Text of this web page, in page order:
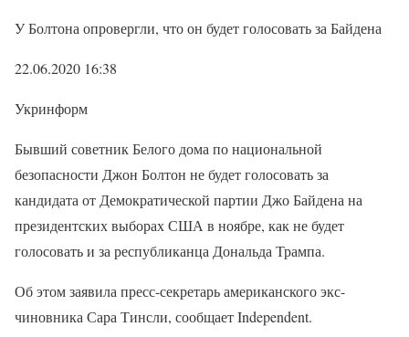
У Болтона опровергли, что он будет голосовать за Байдена
22.06.2020 16:38
Укринформ
Бывший советник Белого дома по национальной
безопасности Джон Болтон не будет голосовать за
кандидата от Демократической партии Джо Байдена на
президентских выборах США в ноябре, как не будет
голосовать и за республиканца Дональда Трампа.
Об этом заявила пресс-секретарь американского экс-
чиновника Сара Тинсли, сообщает Independent.